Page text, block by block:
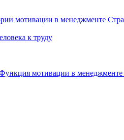
мотивации в менеджменте
к труду
мотивации в менеджменте